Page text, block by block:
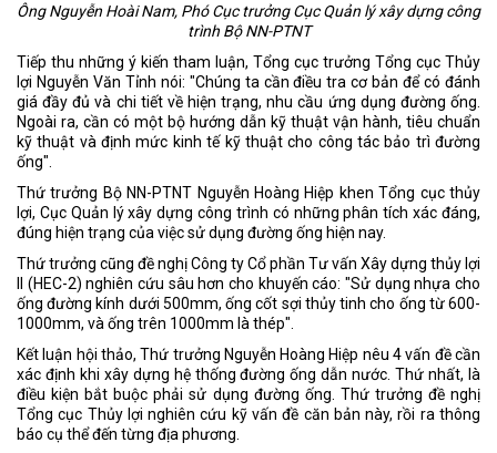
Ông Nguyễn Hoài Nam, Phó Cục trưởng Cục Quản lý xây dựng công
trình Bộ NN-PTNT
Tiếp thu những ý kiến tham luận, Tổng cục trưởng Tổng cục Thủy
lợi Nguyễn Văn Tỉnh nói: "Chúng ta cần điều tra cơ bản để có đánh
giá đầy đủ và chi tiết về hiện trạng, nhu cầu ứng dụng đường ống.
Ngoài ra, cần có một bộ hướng dẫn kỹ thuật vận hành, tiêu chuẩn
kỹ thuật và định mức kinh tế kỹ thuật cho công tác bảo trì đường
ống".
Thứ trưởng Bộ NN-PTNT Nguyễn Hoàng Hiệp khen Tổng cục thủy
lợi, Cục Quản lý xây dựng công trình có những phân tích xác đáng,
đúng hiện trạng của việc sử dụng đường ống hiện nay.
Thứ trưởng cũng đề nghị Công ty Cổ phần Tư vấn Xây dựng thủy lợi
II (HEC-2) nghiên cứu sâu hơn cho khuyến cáo: "Sử dụng nhựa cho
ống đường kính dưới 500mm, ống cốt sợi thủy tinh cho ống từ 600-
1000mm, và ống trên 1000mm là thép".
Kết luận hội thảo, Thứ trưởng Nguyễn Hoàng Hiệp nêu 4 vấn đề cần
xác định khi xây dựng hệ thống đường ống dẫn nước. Thứ nhất, là
điều kiện bắt buộc phải sử dụng đường ống. Thứ trưởng đề nghị
Tổng cục Thủy lợi nghiên cứu kỹ vấn đề căn bản này, rồi ra thông
báo cụ thể đến từng địa phương.